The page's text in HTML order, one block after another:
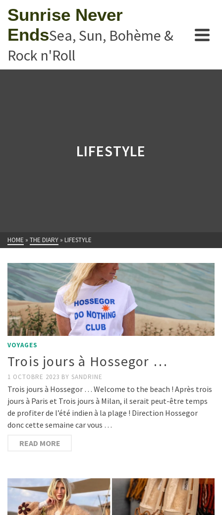
Sunrise Never
EndsSea, Sun, Bohème &
Rock n'Roll
LIFESTYLE
HOME » THE DIARY » LIFESTYLE
VOYAGES
Trois jours à Hossegor …
1 OCTOBRE 2023 BY SANDRINE
Trois jours à Hossegor … Welcome to the beach ! Après trois
jours à Paris et Trois jours à Milan, il serait peut-être temps
de profiter de l’été indien à la plage ! Direction Hossegor
donc cette semaine car vous …
READ MORE